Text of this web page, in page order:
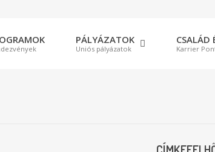
PÁLYÁZATOK
Uniós pályázatok
CSALÁD
Karrier